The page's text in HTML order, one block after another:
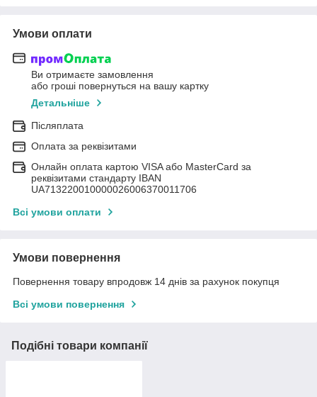
Умови оплати
Ви отримаєте замовлення
або гроші повернуться на вашу картку
Детальніше
Післяплата
Оплата за реквізитами
Онлайн оплата картою VISA або MasterCard за
реквізитами стандарту IBAN
UA713220010000026006370011706
Всі умови оплати
Умови повернення
Повернення товару впродовж 14 днів за рахунок покупця
Всі умови повернення
Подібні товари компанії